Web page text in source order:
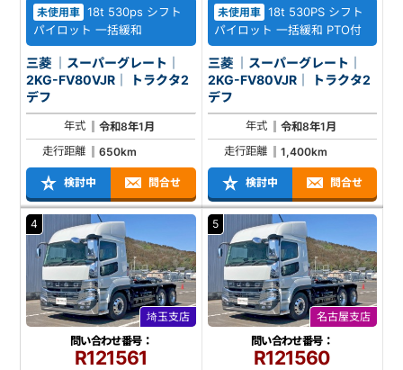
未使用車 18t 530ps シフト
パイロット 一括緩和
三菱 ｜スーパーグレート｜
2KG-FV80VJR｜ トラクタ2
デフ
年式
令和8年1月
走行距離
650km
検討中 問合せ
未使用車 18t 530PS シフト
パイロット 一括緩和 PTO付
三菱 ｜スーパーグレート｜
2KG-FV80VJR｜ トラクタ2
デフ
年式
令和8年1月
走行距離
1,400km
検討中 問合せ
4
埼玉支店
問い合わせ番号：
R121561
5
名古屋支店
問い合わせ番号：
R121560